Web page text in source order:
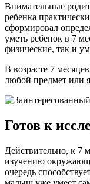
Внимательные
ребенка
сформировал
уметь ребенок в 7
физические, так и
В возрасте 7
любой предмет или
Готов к
Действительно, к 7
изучению
очередь